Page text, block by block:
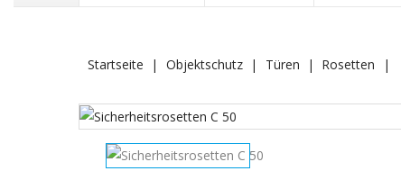
Startseite Objektschutz Türen Rosetten